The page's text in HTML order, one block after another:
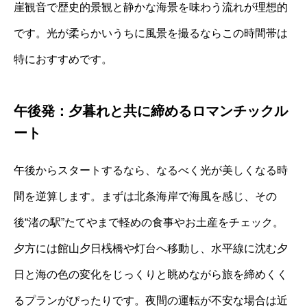
崖観音で歴史的景観と静かな海景を味わう流れが理想的
です。光が柔らかいうちに風景を撮るならこの時間帯は
特におすすめです。
午後発：夕暮れと共に締めるロマンチックル
ート
午後からスタートするなら、なるべく光が美しくなる時
間を逆算します。まずは北条海岸で海風を感じ、その
後“渚の駅”たてやまで軽めの食事やお土産をチェック。
夕方には館山夕日桟橋や灯台へ移動し、水平線に沈む夕
日と海の色の変化をじっくりと眺めながら旅を締めくく
るプランがぴったりです。夜間の運転が不安な場合は近